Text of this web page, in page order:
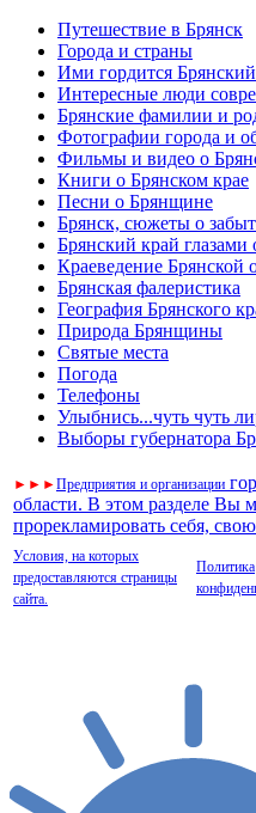
Путешествие в Брянск
Города и страны
Ими гордится
Интересные люди
Брянские фамилии и
Фотографии города и
Фильмы и видео о
Книги о Брянском крае
Песни о Брянщине
Брянск, сюжеты о
Брянский край глазами
Краеведение Брянской
Брянская фалеристика
География Брянского
Природа Брянщины
Святые места
Погода
Телефоны
Улыбнись...чуть чуть
Выборы губернатора
► ► ►Предприятия и организации
области. В этом разделе Вы
прорекламировать себя,
Условия, на которых
предоставляются страницы
сайта.
Политика